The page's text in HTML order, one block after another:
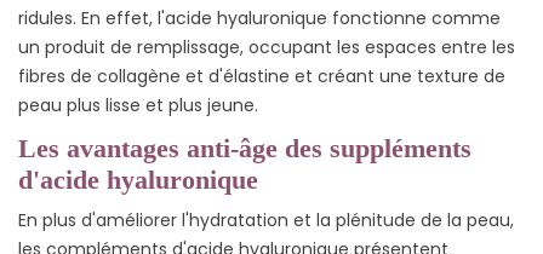
ridules. En effet, l'acide hyaluronique fonctionne comme
un produit de remplissage, occupant les espaces entre les
fibres de collagène et d'élastine et créant une texture de
peau plus lisse et plus jeune.
Les avantages anti-âge des suppléments
d'acide hyaluronique
En plus d'améliorer l'hydratation et la plénitude de la peau,
les compléments d'acide hyaluronique présentent